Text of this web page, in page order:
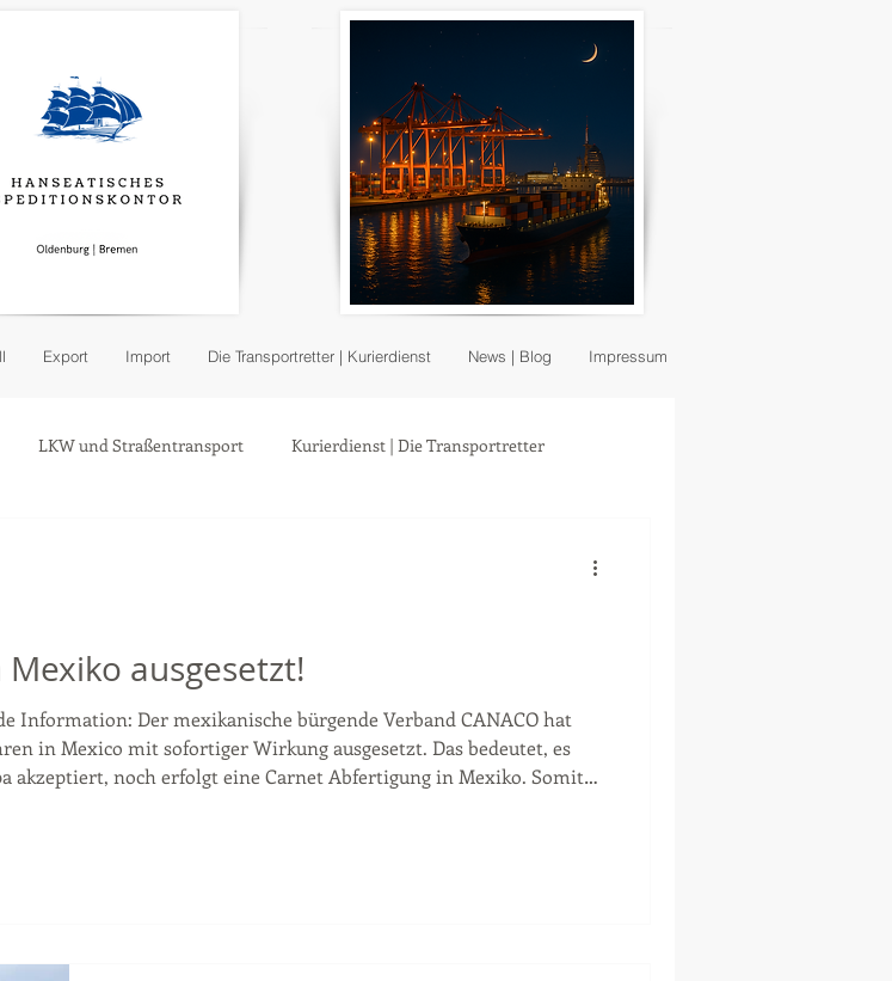
Export Import Die Transportretter | Kurierdienst News | Blog Impressum
LKW und Straßentransport Kurierdienst | Die Transportretter
ausgesetzt!
Information: Der mexikanische bürgende Verband CANACO hat
in Mexico mit sofortiger Wirkung ausgesetzt. Das bedeutet, es
akzeptiert, noch erfolgt eine Carnet Abfertigung in Mexiko. Somit